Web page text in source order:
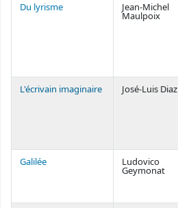
Du lyrisme Jean-Michel
Maulpoix
L'écrivain imaginaire José-Luis Diaz
Galilée Ludovico
Geymonat